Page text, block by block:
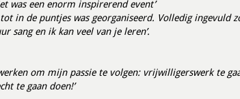
was een enorm inspirerend event’
in de puntjes was georganiseerd. Volledig ingevuld
sang en ik kan veel van je leren’.
om mijn passie te volgen: vrijwilligerswerk te
te gaan doen!’